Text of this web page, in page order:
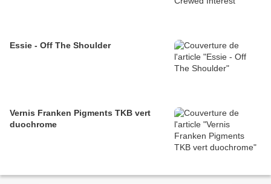
Essie - Off The Shoulder
Vernis Franken Pigments TKB vert
duochrome